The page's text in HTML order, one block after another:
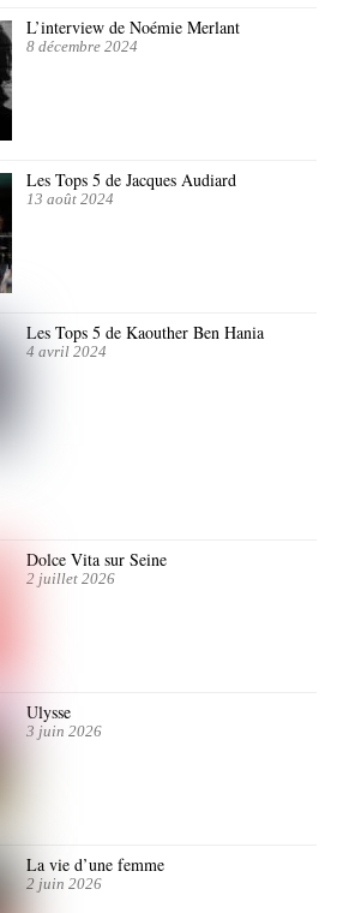
L’interview de Noémie Merlant
8 décembre 2024
Les Tops 5 de Jacques Audiard
13 août 2024
Les Tops 5 de Kaouther Ben Hania
4 avril 2024
Dolce Vita sur Seine
2 juillet 2026
Ulysse
3 juin 2026
La vie d’une femme
2 juin 2026